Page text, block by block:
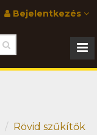
Bejelentkezés
Rövid szűkítők